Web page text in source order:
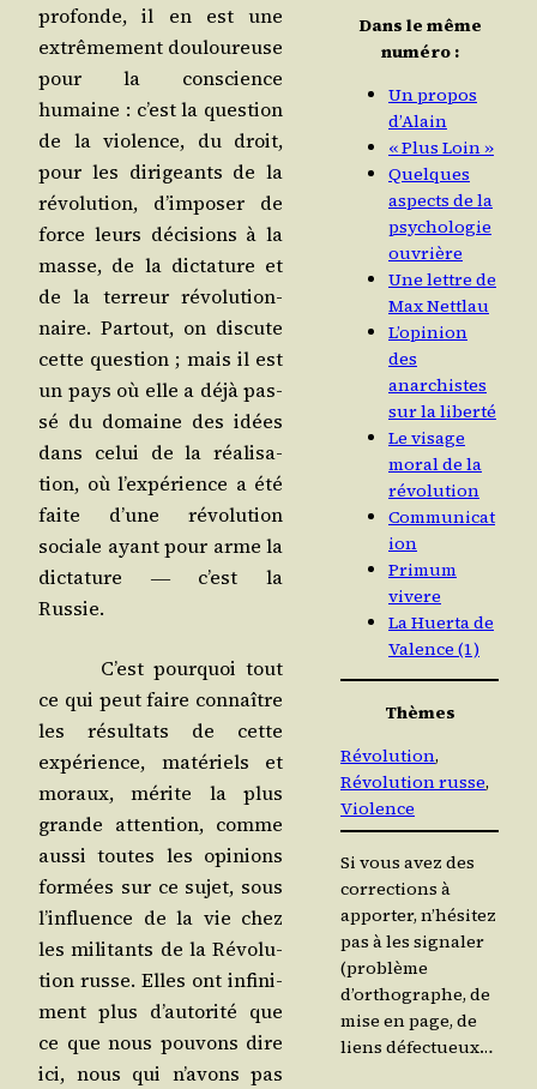
pro­fonde, il en est une
extrê­me­ment dou­lou­reuse
pour la conscience
humaine : c’est la ques­tion
de la vio­lence, du droit,
pour les diri­geants de la
révo­lu­tion, d’im­po­ser de
force leurs déci­sions à la
masse, de la dic­ta­ture et
de la ter­reur révo­lu­tion­
naire. Par­tout, on dis­cute
cette ques­tion ; mais il est
un pays où elle a déjà pas­
sé du domaine des idées
dans celui de la réa­li­sa­
tion, où l’ex­pé­rience a été
faite d’une révo­lu­tion
sociale ayant pour arme la
dic­ta­ture
― c’est la
Russie.
C’est pour­quoi tout
ce qui peut faire connaître
les résul­tats de cette
expé­rience, maté­riels et
moraux, mérite la plus
grande atten­tion, comme
aus­si toutes les opi­nions
for­mées sur ce sujet, sous
l’in­fluence de la vie chez
les mili­tants de la Révo­lu­
tion russe. Elles ont infi­ni­
ment plus d’au­to­ri­té que
ce que nous pou­vons dire
ici, nous qui n’a­vons pas
Dans le même
numéro :
Un propos
d’Alain
« Plus Loin »
Quelques
aspects de la
psychologie
ouvrière
Une lettre de
Max Nettlau
L’opinion
des
anarchistes
sur la liberté
Le visage
moral de la
révolution
Communicat
ion
Primum
vivere
La Huerta de
Valence (1)
Thèmes
Révolution
Révolution russe
Violence
Si vous avez des
corrections à
apporter, n’hésitez
pas à les signaler
(problème
d’orthographe, de
mise en page, de
liens défectueux…